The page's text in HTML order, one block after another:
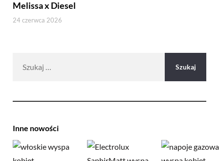
Melissa x Diesel
24 czerwca 2026
Inne nowości